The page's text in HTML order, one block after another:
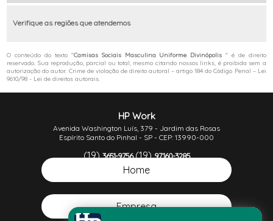
Verifique as regiões que atendemos
O conteúdo do texto "Camisas Sociais Masculina Uniforme Divinópolis" é de direito
reservado. Sua reprodução, parcial ou total, mesmo citando nossos links, é proibida sem a
autorização do autor. Crime de violação de direito autoral – artigo 184 do Código Penal – Lei
9610/98 - Lei de direitos autorais.
HP Work
Avenida Washington Luís, 379 - Jardim das Rosas
Espírito Santo do Pinhal - SP - CEP: 13990-000
(19)3651-9756 (19)97160-3285
(19)99381-5613
Home
Empresa